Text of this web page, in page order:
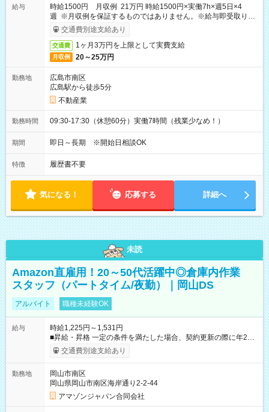
給与
時給1500円 月収例 21万円 時給1500円×実働7h×週5日×4
週 ※月収例を保証するものではありません。※給与即受取りサ
ービス利用可（利用条件有）
交通費別途支給あり
交通費 1ヶ月3万円を上限として実費支給
月収例 20～25万円
勤務地
広島市南区
広島駅から徒歩5分
不動産業
勤務時間 09:30-17:30（休憩60分）実働7時間（残業少なめ！）
期間 即日～長期 ※開始日相談OK
特徴 履歴書不要
気になる！ 応募する 詳細へ
未読
Amazon直雇用！20～50代活躍中◎倉庫内作業
スタッフ（パートタイム/夜勤）｜岡山DS
アルバイト 職種未経験OK
給与
時給1,225円～1,531円
■昇給・昇格 一定の条件を満たした場合、契約更新の際に年2回
まで昇給の機会があります。 ■正社員登用制度あり ※月末締/翌
月25日支払い ※時間外手当、別途支給 ※深夜割増賃金 (22:00～
☆Amazon直雇用で安定して働けます！ 【試用期間】試用期間
あり 試用期間の長さ：1週間 雇用形態、給与は本採用時と同じ
です。
交通費別途支給あり
勤務地
岡山市南区
岡山県岡山市南区海岸通り2-2-44
アマゾンジャパン合同会社